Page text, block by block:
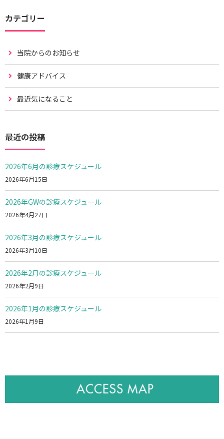
カテゴリー
当院からのお知らせ
健康アドバイス
最近気になること
最近の投稿
2026年6月の診療スケジュール
2026年6月15日
2026年GWの診療スケジュール
2026年4月27日
2026年3月の診療スケジュール
2026年3月10日
2026年2月の診療スケジュール
2026年2月9日
2026年1月の診療スケジュール
2026年1月9日